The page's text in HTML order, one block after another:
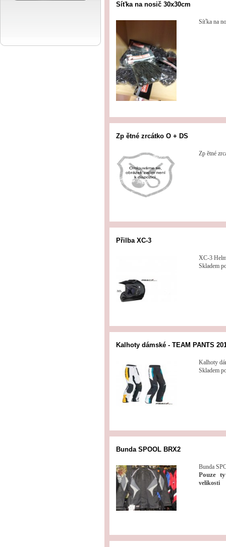
Síťka na nosič 30x30cm
Síťka na
Zp ětné zrcátko O + DS
Zp ětné
Přilba XC-3
XC-3
Skladem
Kalhoty dámské - TEAM PANTS
Kalhoty
Skladem
Bunda SPOOL BRX2
Bunda
Pouze
velikosti